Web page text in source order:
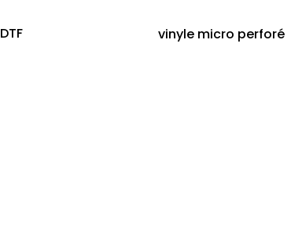
vinyle micro perforé